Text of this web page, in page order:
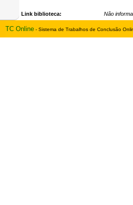
Link biblioteca: Não
TC Online - Sistema de Trabalhos de Conclusão